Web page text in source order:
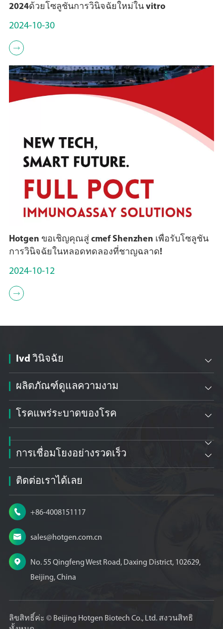
2024ด้วยโซลูชันการวินิจฉัยใหม่ใน vitro
2024-10-30

Hotgen ขอเชิญคุณสู่ cmef Shenzhen เพื่อรับโซลูชัน
การวินิจฉัยในหลอดทดลองที่ชาญฉลาด!
2024-10-12

Ivd วินิจฉัย 
ผลิตภัณฑ์ดูแลความงาม 
โรคแพร่ระบาดของโรค 

การเชื่อมโยงอย่างรวดเร็ว 
ติดต่อเราได้เลย
 +86-4008151117
 sales@hotgen.com.cn

No. 55 Qingfeng West Road, Daxing District, 102629,
Beijing, China
ลิขสิทธิ์ค่ะ © Beijing Hotgen Biotech Co., Ltd. สงวนสิทธิ